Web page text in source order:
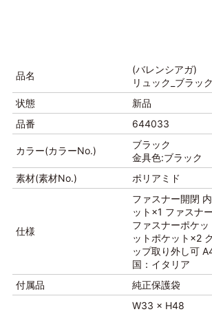
品名
(バレンシアガ)
リュック_ブラック
状態
新品
品番
644033
カラー(カラーNo.)
ブラック
金具色:ブラック
素材(素材No.)
ポリアミド
仕様
ファスナー開閉
ット×1 ファスナ
ファスナーポケ
ットポケット×2
ップ取り外し可
国：イタリア
付属品
純正保護袋
W33 × H48